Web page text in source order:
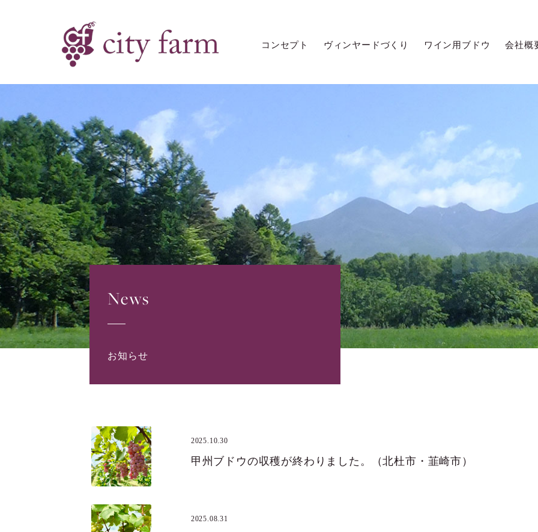
コンセプト ヴィンヤードづくり ワイン用ブドウ 会社概
News
お知らせ
2025.10.30
甲州ブドウの収穫が終わりました。（北杜市・韮崎市）
2025.08.31